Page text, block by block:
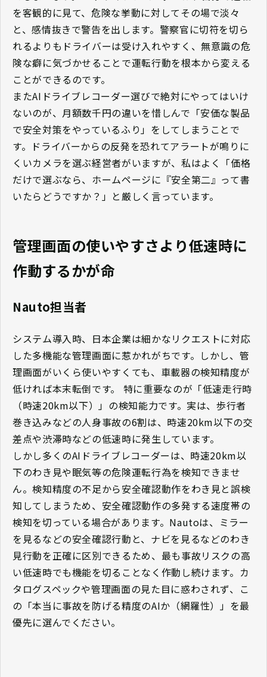
を客観的に見て、危険な挙動に対してその場で淡々
と、感情抜きで警告を出します。警察官に切符を切ら
れるよりもドライバーは受け入れやすく、無意識の危
険な癖に気づかせることで運転行動を根本から変える
ことができるのです。
またAIドライブレコーダー選びで絶対にやってはいけ
ないのが、月額数千円の違いを惜しんで「安価な製品
で安全対策をやっているふり」をしてしまうことで
す。ドライバーからの反発を恐れてアラートが鳴りに
くいカメラを選ぶ経営者がいますが、私はよく「価格
だけで選ぶなら、ホームページに『安全第二』って書
いたらどうですか？」と厳しく言っています。
管理画面の使いやすさより低速時に
作動するかが命
Nauto担当者
システム導入時、日本企業は細かなリクエストに対応
した多機能な管理画面に惹かれがちです。しかし、管
理画面がいくら使いやすくても、車載器の検知精度が
低ければ本末転倒です。 特に重要なのが「低速走行時
（時速20km以下）」の検知能力です。実は、歩行者
巻き込みなどの人身事故の6割は、時速20km以下の交
差点や渋滞時などの低速時に発生しています。
しかし多くのAIドライブレコーダーは、時速20km以
下のわき見や眠気等の危険運転行為を検知できませ
ん。検知精度の不足から安全確認動作をわき見と誤検
知してしまうため、安全確認動作の多発する速度帯の
検知を切っている場合があります。Nautoは、ミラー
を見るなどの安全確認行動と、ナビを見るなどのわき
見行動を正確に区別できるため、最も事故リスクの高
い低速時でも機能を切ることなく作動し続けます。カ
タログスペックや管理画面の見た目に惑わされず、こ
の「本当に事故を防げる精度のAIか（網羅性）」を最
優先に選んでください。